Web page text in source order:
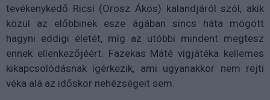
tevékenykedő Ricsi (Orosz Ákos) kalandjáról szól, akik
közül az előbbinek esze ágában sincs háta mögött
hagyni eddigi életét, míg az utóbbi mindent megtesz
ennek ellenkezőjéért. Fazekas Máté vígjátéka kellemes
kikapcsolódásnak ígérkezik, ami ugyanakkor nem rejti
véka alá az időskor nehézségeit sem.